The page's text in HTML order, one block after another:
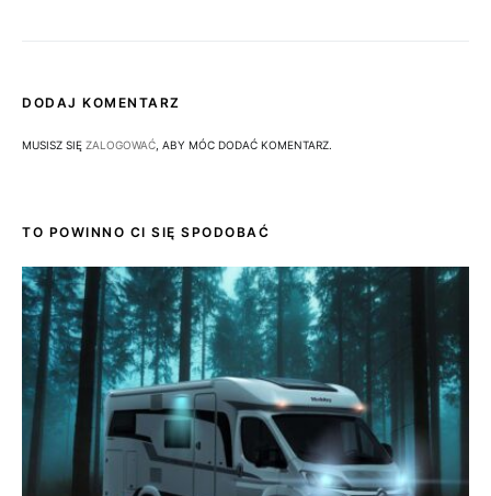
DODAJ KOMENTARZ
MUSISZ SIĘ ZALOGOWAĆ , ABY MÓC DODAĆ KOMENTARZ.
TO POWINNO CI SIĘ SPODOBAĆ